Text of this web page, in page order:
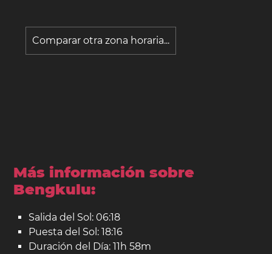
Comparar otra zona horaria...
Más información sobre
Bengkulu:
Salida del Sol: 06:18
Puesta del Sol: 18:16
Duración del Día: 11h 58m